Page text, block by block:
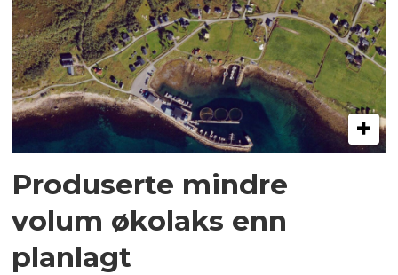
Produserte mindre
volum økolaks enn
planlagt